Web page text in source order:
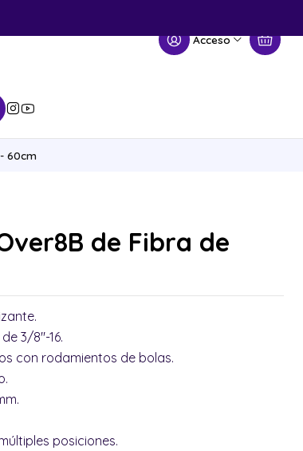
Acceso
60cm
de Fibra de
3/8"-16.
con rodamientos de bolas.
posiciones.